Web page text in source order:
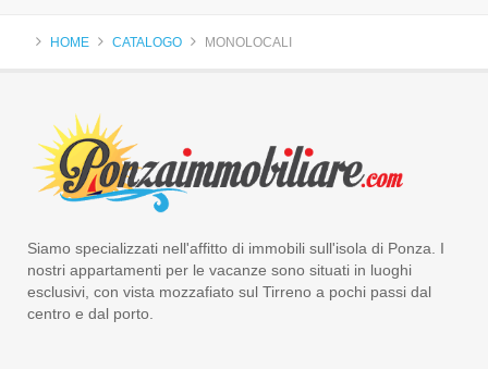
HOME CATALOGO MONOLOCALI
Siamo specializzati nell'affitto di immobili sull'isola di Ponza. I
nostri appartamenti per le vacanze sono situati in luoghi
esclusivi, con vista mozzafiato sul Tirreno a pochi passi dal
centro e dal porto.